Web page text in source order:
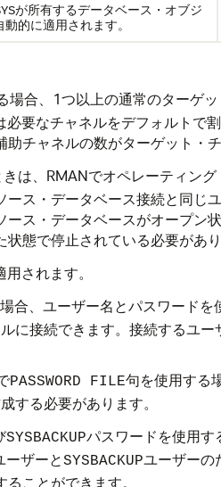
が所有するデータベース・オブジ
的に適用されます。
場合、1つ以上の通常のターゲ
要なチャネルをデフォルトで
チャネルの数がターゲット・
は、RMANでオペレーティン
ス・データベース接続と同
ス・データベースがオープン
態で停止されている必要があり
されます。
、ユーザー名とパスワードを
に接続できます。接続するユー
PASSWORD FILE句を使用する
する必要があります。
SYSBACKUPパスワードを使用す
ーザーとSYSBACKUPユーザーの
ことができます。